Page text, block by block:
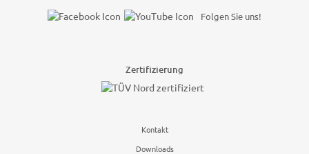
Folgen Sie uns!
Zertifizierung
Kontakt
Downloads